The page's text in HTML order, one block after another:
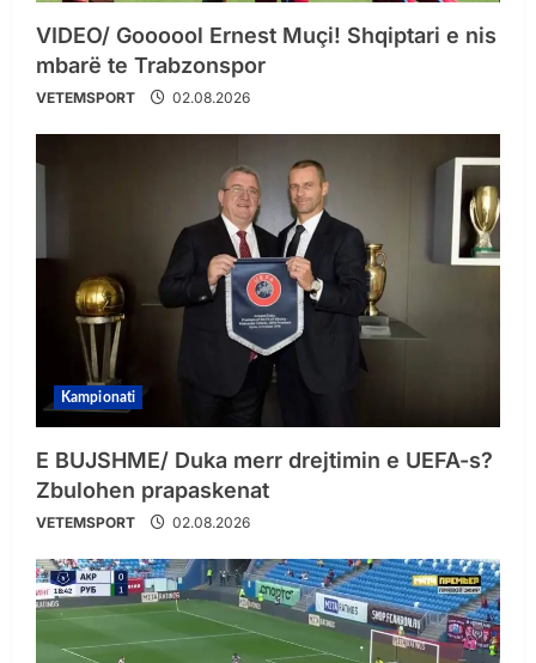
VIDEO/ Goooool Ernest Muçi! Shqiptari e nis
mbarë te Trabzonspor
VETEMSPORT 02.08.2026
Kampionati
E BUJSHME/ Duka merr drejtimin e UEFA-s?
Zbulohen prapaskenat
VETEMSPORT 02.08.2026